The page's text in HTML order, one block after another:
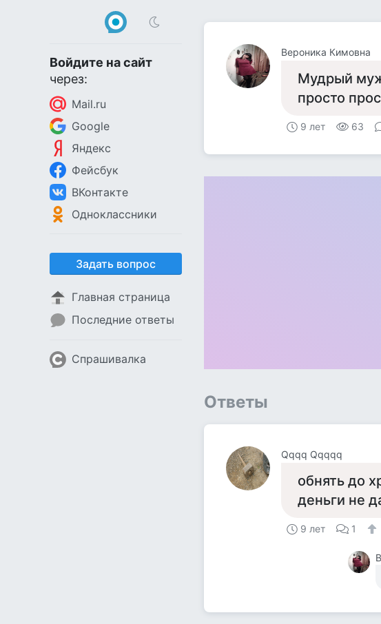
Войдите на сайт
через:
Mail.ru
Google
Яндекс
Фейсбук
ВКонтакте
Одноклассники
Задать вопрос
Главная страница
Последние ответы
Спрашивалка
Вероника Кимовна
Мудрый
просто
9 лет 63
Ответы
Qqqq Qqqqq
обнять до
деньги не
9 лет 1